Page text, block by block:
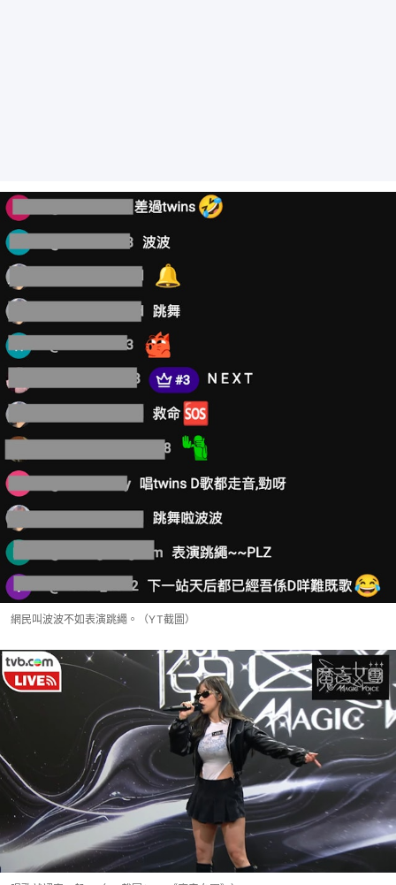
網民叫波波不如表演跳繩。（YT截圖）